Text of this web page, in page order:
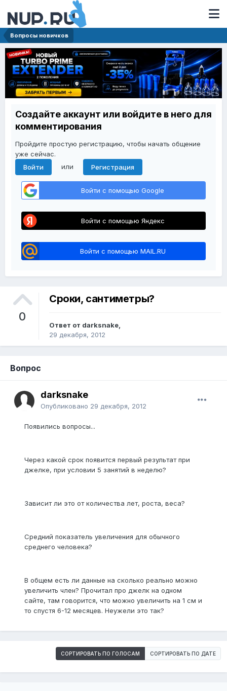
Вопросы новичков
Создайте аккаунт или войдите в него для
комментирования
Пройдите простую регистрацию, чтобы начать общение
уже сейчас.
Войти
или Регистрация
Войти с помощью Google
Войти с помощью Яндекс
Войти с помощью MAIL.RU
0
Сроки, сантиметры?
Ответ от darksnake,
29 декабря, 2012
Вопрос
darksnake
Опубликовано 29 декабря, 2012
Появились вопросы...
Через какой срок появится первый результат при
джелке, при условии 5 занятий в неделю?
Зависит ли это от количества лет, роста, веса?
Средний показатель увеличения для обычного
среднего человека?
В общем есть ли данные на сколько реально можно
увеличить член? Прочитал про джелк на одном
сайте, там говорится, что можно увеличить на 1 см и
то спустя 6-12 месяцев. Неужели это так?
СОРТИРОВАТЬ ПО ГОЛОСАМ СОРТИРОВАТЬ ПО ДАТЕ